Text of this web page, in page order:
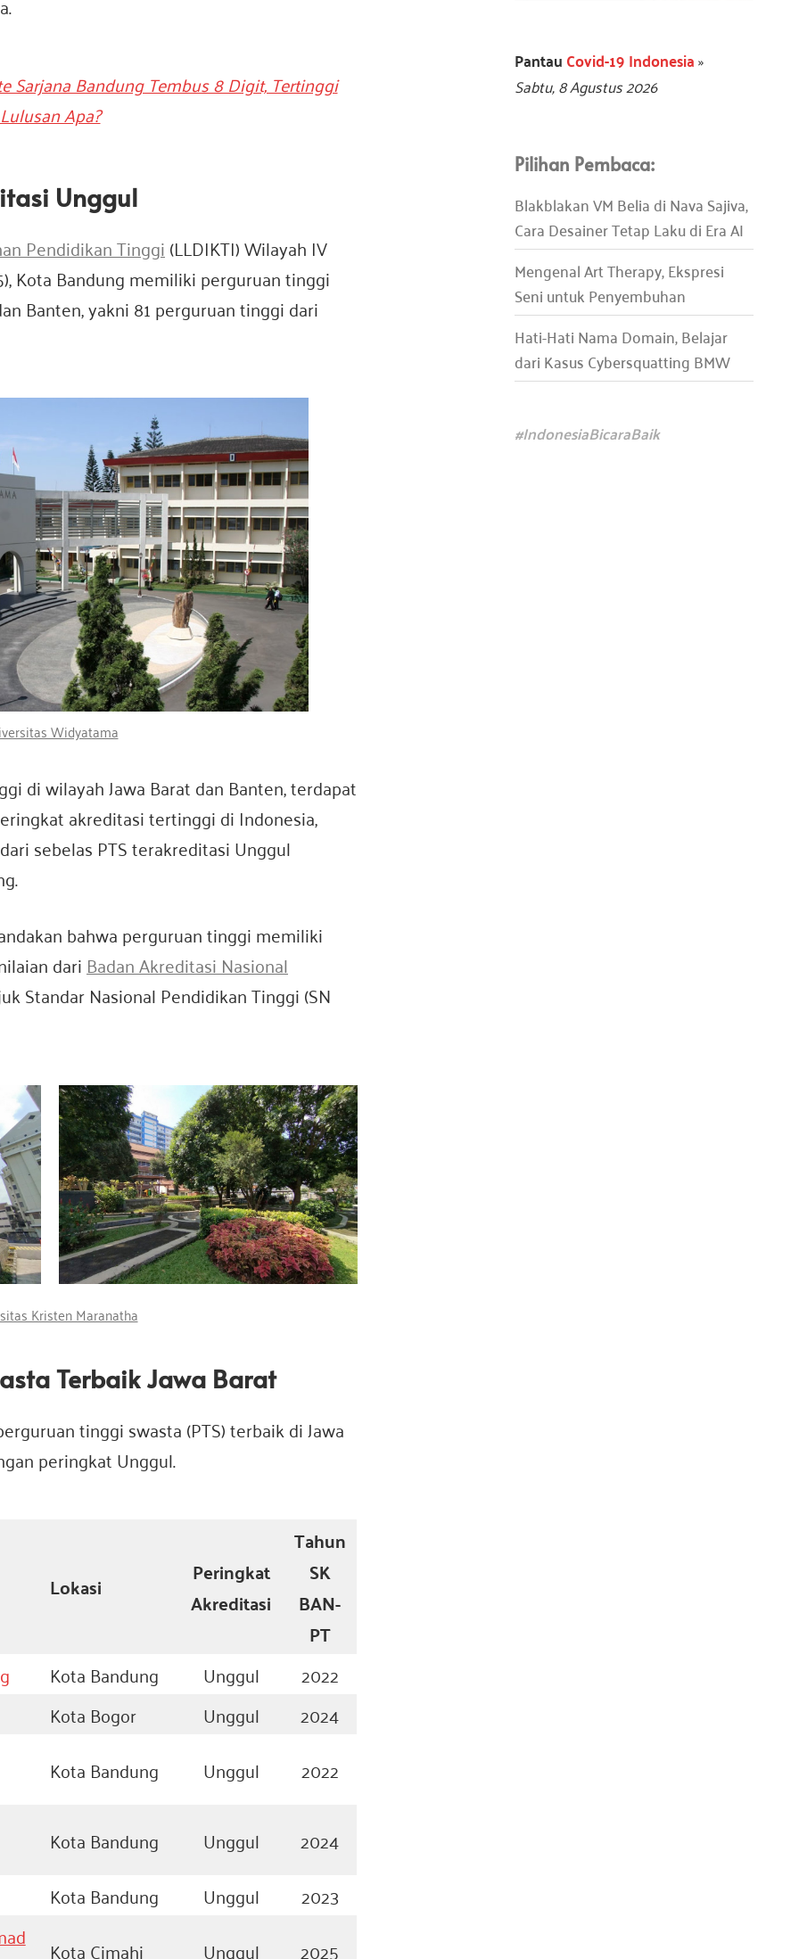
Sarjana Bandung Tembus 8 Digit, Tertinggi
Lulusan Apa?
Unggul
Pendidikan Tinggi(LLDIKTI) Wilayah IV
Kota Bandung memiliki perguruan tinggi
Banten, yakni 81 perguruan tinggi dari
Widyatama
di wilayah Jawa Barat dan Banten, terdapat
akreditasi tertinggi di Indonesia,
sebelas PTS terakreditasi Unggul
bahwa perguruan tinggi memiliki
dariBadan Akreditasi Nasional
Standar Nasional Pendidikan Tinggi (SN
Kristen Maranatha
Terbaik Jawa Barat
tinggi swasta (PTS) terbaik di Jawa
peringkat Unggul.
Lokasi
Peringkat
Akreditasi
Tahun
SK
BAN-
PT
Kota Bandung Unggul
2022
Kota Bogor
Unggul
2024
Kota Bandung
Unggul 2022
Kota Bandung Unggul
2024
Kota Bandung
Unggul
2023
Kota Cimahi Unggul 2025
PantauCovid-19 Indonesia»
Sabtu, 8 Agustus 2026
Pilihan Pembaca:
Blakblakan VM Belia di Nava Sajiva,
Cara Desainer Tetap Laku di Era AI
Mengenal Art Therapy, Ekspresi
Seni untuk Penyembuhan
Hati-Hati Nama Domain, Belajar
dari Kasus Cybersquatting BMW